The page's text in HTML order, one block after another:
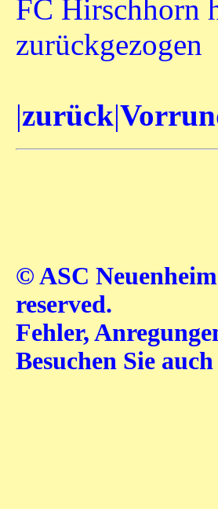
FC Hirschhorn
zurückgezogen
|zurück|
© ASC
reserved.
Fehler,
Besuchen Sie